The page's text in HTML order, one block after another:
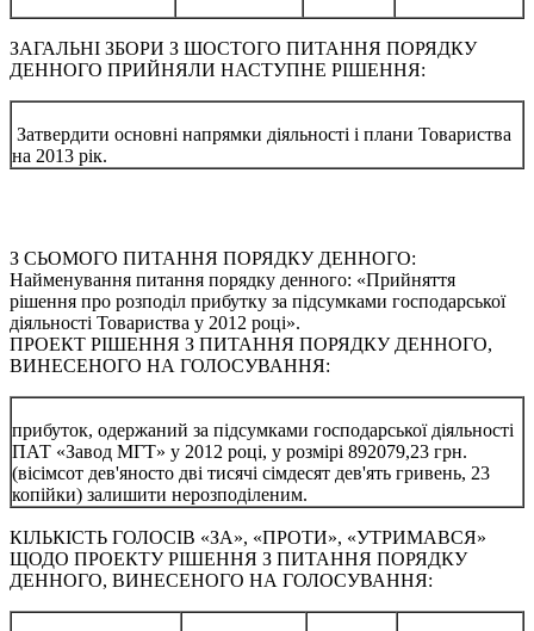
ЗАГАЛЬНІ ЗБОРИ З ШОСТОГО ПИТАННЯ ПОРЯДКУ
ДЕННОГО ПРИЙНЯЛИ НАСТУПНЕ РІШЕННЯ:
Затвердити основні напрямки діяльності і плани Товариства
на 2013 рік.
З СЬОМОГО ПИТАННЯ ПОРЯДКУ ДЕННОГО:
Найменування питання порядку денного: «Прийняття
рішення про розподіл прибутку за підсумками господарської
діяльності Товариства у 2012 році».
ПРОЕКТ РІШЕННЯ З ПИТАННЯ ПОРЯДКУ ДЕННОГО,
ВИНЕСЕНОГО НА ГОЛОСУВАННЯ:
прибуток, одержаний за підсумками господарської діяльності
ПАТ «Завод МГТ» у 2012 році, у розмірі 892079,23 грн.
(вісімсот дев'яносто дві тисячі сімдесят дев'ять гривень, 23
копійки) залишити нерозподіленим.
КІЛЬКІСТЬ ГОЛОСІВ «ЗА», «ПРОТИ», «УТРИМАВСЯ»
ЩОДО ПРОЕКТУ РІШЕННЯ З ПИТАННЯ ПОРЯДКУ
ДЕННОГО, ВИНЕСЕНОГО НА ГОЛОСУВАННЯ: